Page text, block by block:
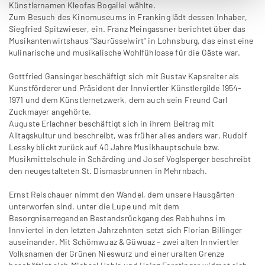
Künstlernamen Kleofas Bogailei wählte.
Zum Besuch des Kinomuseums in Franking lädt dessen Inhaber,
Siegfried Spitzwieser, ein. Franz Meingassner berichtet über das
Musikantenwirtshaus "Saurüsselwirt" in Lohnsburg, das einst eine
kulinarische und musikalische Wohlfühloase für die Gäste war.
Gottfried Gansinger beschäftigt sich mit Gustav Kapsreiter als
Kunstförderer und Präsident der Innviertler Künstlergilde 1954-
1971 und dem Künstlernetzwerk, dem auch sein Freund Carl
Zuckmayer angehörte.
Auguste Erlachner beschäftigt sich in ihrem Beitrag mit
Alltagskultur und beschreibt, was früher alles anders war. Rudolf
Lessky blickt zurück auf 40 Jahre Musikhauptschule bzw.
Musikmittelschule in Schärding und Josef Voglsperger beschreibt
den neugestalteten St. Dismasbrunnen in Mehrnbach.
Ernst Reischauer nimmt den Wandel, dem unsere Hausgärten
unterworfen sind, unter die Lupe und mit dem
Besorgniserregenden Bestandsrückgang des Rebhuhns im
Innviertel in den letzten Jahrzehnten setzt sich Florian Billinger
auseinander. Mit Schömwuaz & Güwuaz - zwei alten Innviertler
Volksnamen der Grünen Nieswurz und einer uralten Grenze